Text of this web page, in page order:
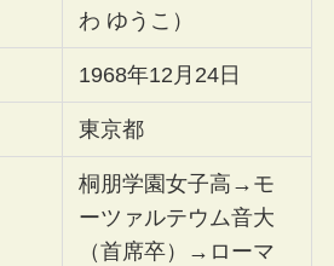
わ ゆうこ）
1968年12月24日
東京都
桐朋学園女子高→モ
ーツァルテウム音大
（首席卒）→ローマ